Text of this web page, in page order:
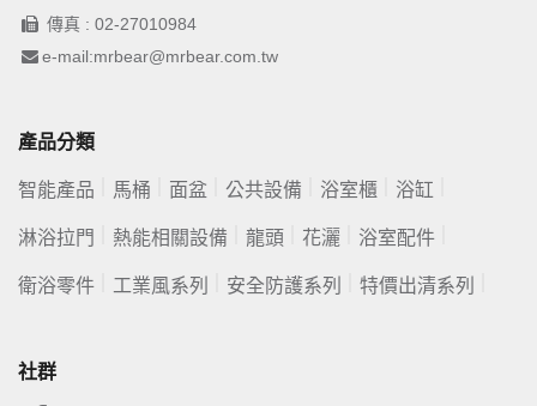
傳真 : 02-27010984
e-mail:mrbear@mrbear.com.tw
產品分類
智能產品 馬桶 面盆 公共設備 浴室櫃 浴缸
淋浴拉門 熱能相關設備 龍頭 花灑 浴室配件
衛浴零件 工業風系列 安全防護系列 特價出清系列
社群